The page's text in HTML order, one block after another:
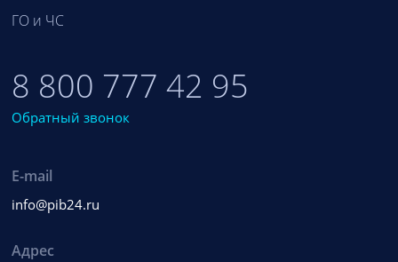
ГО и ЧС
8 800 777 42 95
Обратный звонок
E-mail
info@pib24.ru
Адрес